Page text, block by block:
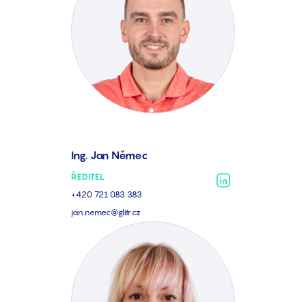
Ing. Jan Němec
ŘEDITEL
+420 721 083 383
jan.nemec@glitr.cz